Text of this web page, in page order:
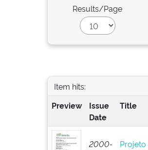
Results/Page
Item hits:
Preview
Issue
Date
Title
2000-